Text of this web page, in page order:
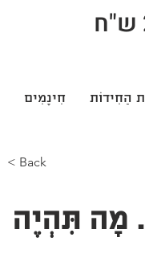
הַחִידוֹת חִינָמִים
< Back
מָה תִּהְיֶה